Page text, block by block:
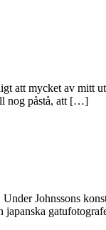
att mycket av mitt
nog påstå, att […]
Johnssons